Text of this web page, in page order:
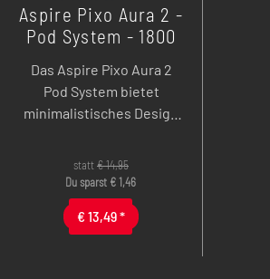
statt€14,95
Du sparst € 1,46
€ 13,49*
Aspire Pixo Aura 2 -
Pod System - 1800
Das Aspire Pixo Aura 2
Pod System bietet
minimalistisches Design
Performance mit 1800
mAh Akku und 3 ml
Tankvolumen.
Ausgestattet mit 35 Watt